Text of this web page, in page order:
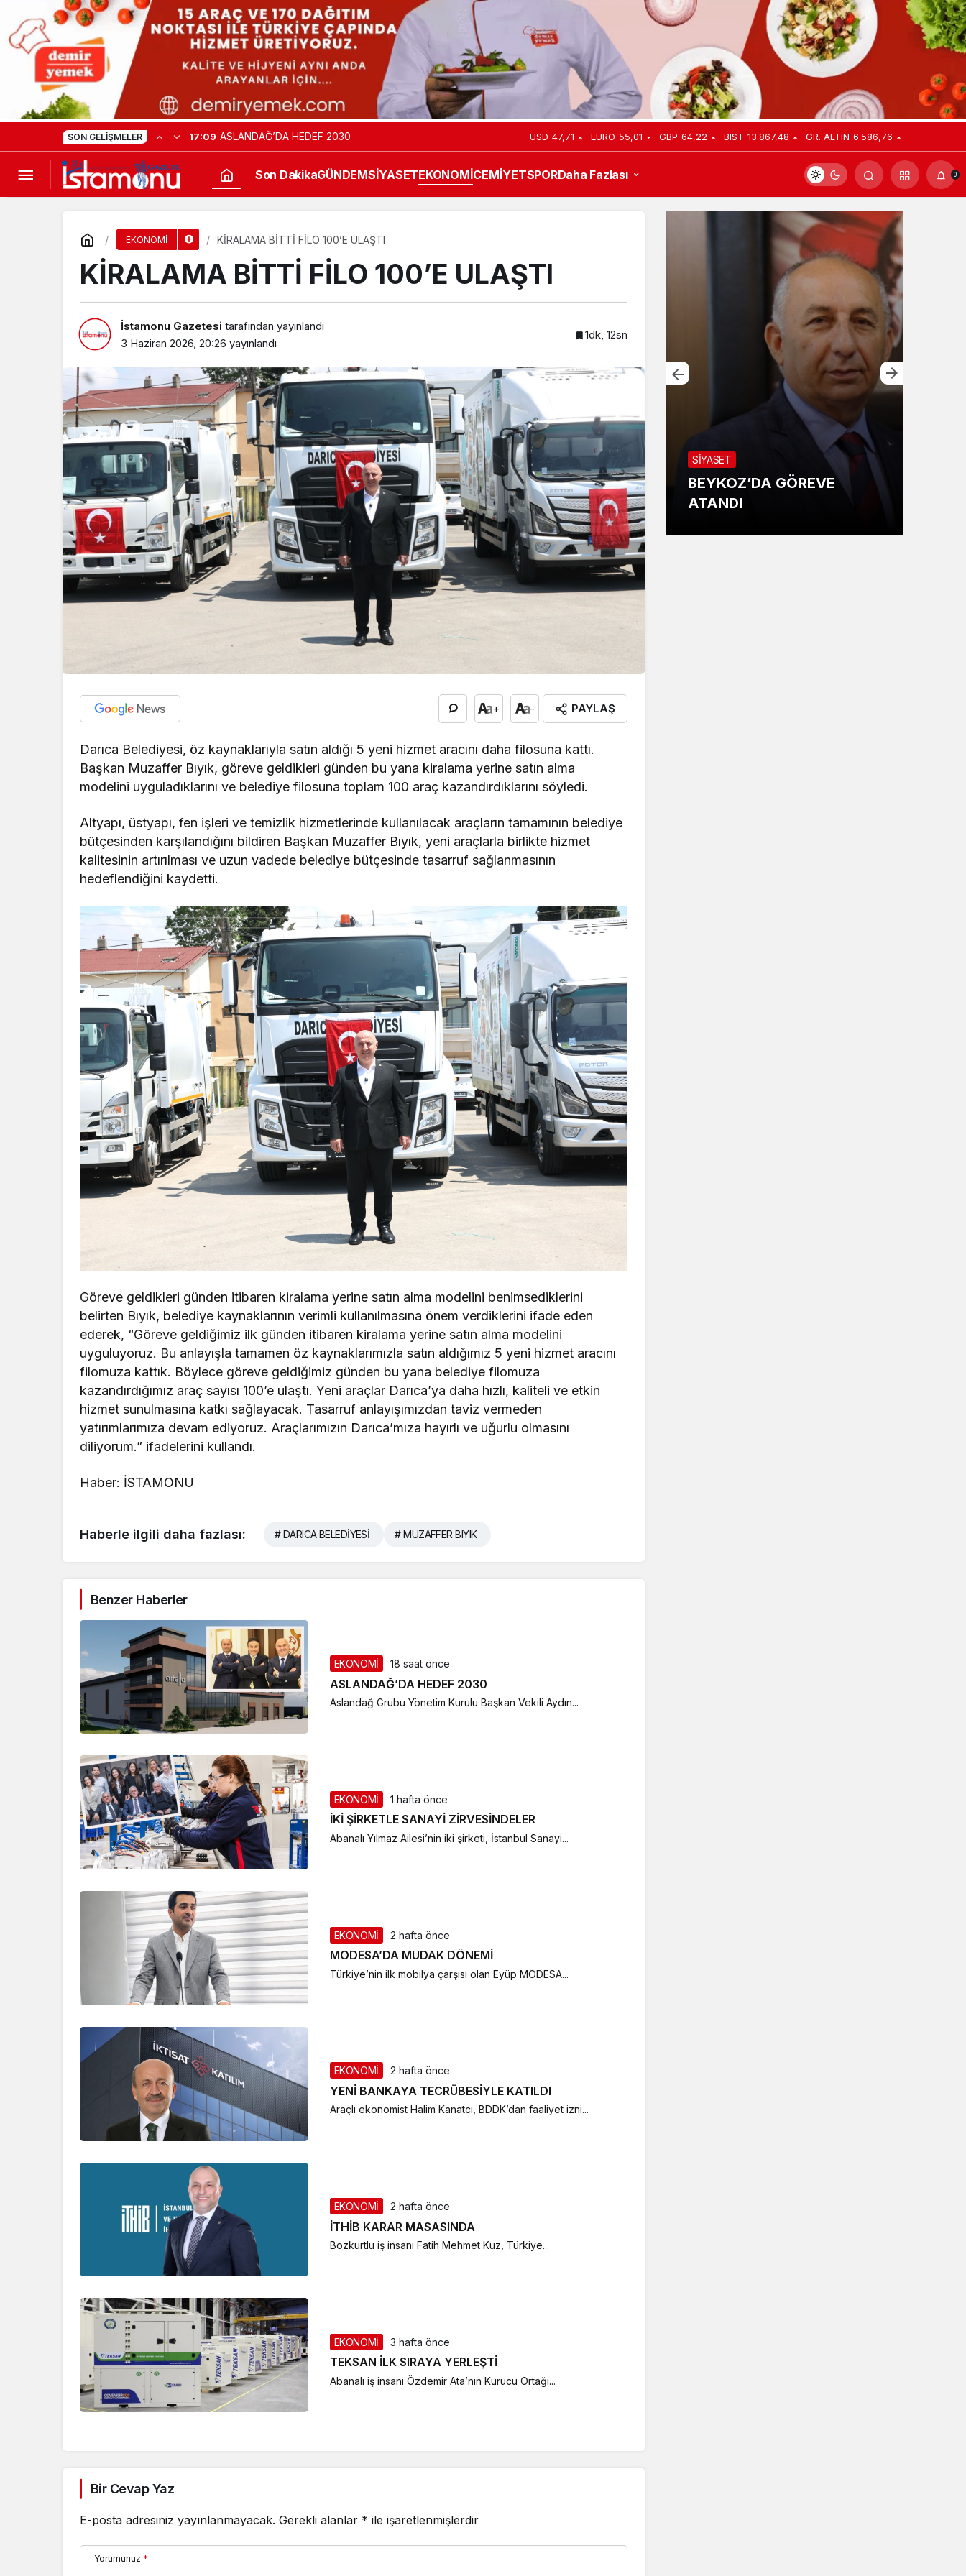
SON GELIŞMELER 17:09 ASLANDAĞ’DA HEDEF 2030 USD 47,71 EURO 55,01 GBP 64,22 BIST 13.867,48 GR. ALTIN 6.586,76
Son DakikaGÜNDEMSİYASETEKONOMİCEMİYETSPORDaha Fazlası 0
EKONOMİ KİRALAMA BİTTİ FİLO 100’E ULAŞTI
KİRALAMA BİTTİ FİLO 100’E ULAŞTI
İstamonu Gazetesi tarafından yayınlandı
3 Haziran 2026, 20:26 yayınlandı
1dk, 12sn
+ - PAYLAŞ
Darıca Belediyesi, öz kaynaklarıyla satın aldığı 5 yeni hizmet aracını daha filosuna kattı.
Başkan Muzaffer Bıyık, göreve geldikleri günden bu yana kiralama yerine satın alma
modelini uyguladıklarını ve belediye filosuna toplam 100 araç kazandırdıklarını söyledi.
Altyapı, üstyapı, fen işleri ve temizlik hizmetlerinde kullanılacak araçların tamamının belediye
bütçesinden karşılandığını bildiren Başkan Muzaffer Bıyık, yeni araçlarla birlikte hizmet
kalitesinin artırılması ve uzun vadede belediye bütçesinde tasarruf sağlanmasının
hedeflendiğini kaydetti.
Göreve geldikleri günden itibaren kiralama yerine satın alma modelini benimsediklerini
belirten Bıyık, belediye kaynaklarının verimli kullanılmasına önem verdiklerini ifade eden
ederek, “Göreve geldiğimiz ilk günden itibaren kiralama yerine satın alma modelini
uyguluyoruz. Bu anlayışla tamamen öz kaynaklarımızla satın aldığımız 5 yeni hizmet aracını
filomuza kattık. Böylece göreve geldiğimiz günden bu yana belediye filomuza
kazandırdığımız araç sayısı 100’e ulaştı. Yeni araçlar Darıca’ya daha hızlı, kaliteli ve etkin
hizmet sunulmasına katkı sağlayacak. Tasarruf anlayışımızdan taviz vermeden
yatırımlarımıza devam ediyoruz. Araçlarımızın Darıca’mıza hayırlı ve uğurlu olmasını
diliyorum.” ifadelerini kullandı.
Haber: İSTAMONU
Haberle ilgili daha fazlası: # DARICA BELEDİYESİ # MUZAFFER BIYIK
Benzer Haberler
EKONOMİ 18 saat önce
ASLANDAĞ’DA HEDEF 2030
Aslandağ Grubu Yönetim Kurulu Başkan Vekili Aydın...
EKONOMİ 1 hafta önce
İKİ ŞİRKETLE SANAYİ ZİRVESİNDELER
Abanalı Yılmaz Ailesi’nin iki şirketi, İstanbul Sanayi...
EKONOMİ 2 hafta önce
MODESA’DA MUDAK DÖNEMİ
Türkiye’nin ilk mobilya çarşısı olan Eyüp MODESA...
EKONOMİ 2 hafta önce
YENİ BANKAYA TECRÜBESİYLE KATILDI
Araçlı ekonomist Halim Kanatcı, BDDK’dan faaliyet izni...
EKONOMİ 2 hafta önce
İTHİB KARAR MASASINDA
Bozkurtlu iş insanı Fatih Mehmet Kuz, Türkiye...
EKONOMİ 3 hafta önce
TEKSAN İLK SIRAYA YERLEŞTİ
Abanalı iş insanı Özdemir Ata’nın Kurucu Ortağı...
Bir Cevap Yaz
E-posta adresiniz yayınlanmayacak. Gerekli alanlar * ile işaretlenmişlerdir
Yorumunuz *
EKONOMİ
ASLANDAĞ’DA HEDEF
2030
GÜNDEM
DİPLOMASİDE YENİ
DURAK: MİAMİ
SİYASET
BEYKOZ’DA GÖREVE
ATANDI